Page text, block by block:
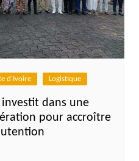
d'Ivoire Logistique
investit dans une
pour accroître